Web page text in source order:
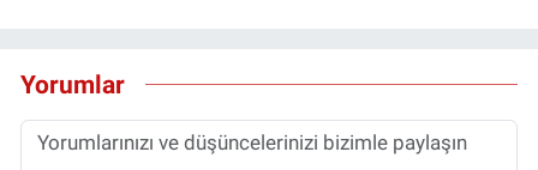
Yorumlar